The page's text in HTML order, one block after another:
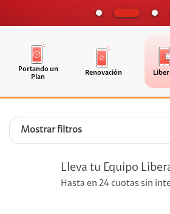
Portando un
Plan
Renovación
Mostrar filtros
Lleva tu Equipo
Hasta en 24 cuotas sin